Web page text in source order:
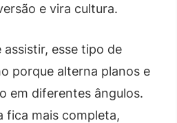
e vira cultura.
assistir, esse tipo de
porque alterna planos e
em diferentes ângulos.
fica mais completa,